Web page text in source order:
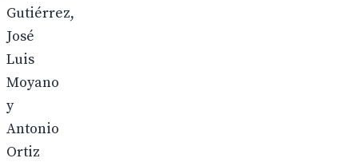
Gutiérrez,
José
Luis
Moyano
y
Antonio
Ortiz